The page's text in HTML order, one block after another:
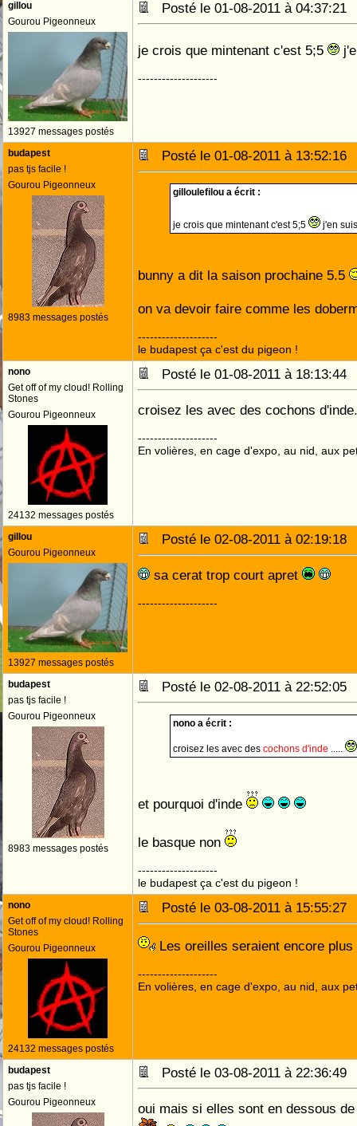
gillou
Gourou Pigeonneux
13927 messages postés
Posté le 01-08-2011 à
je crois que mintenant c'est 5;5
--------------------
budapest
pas tjs facile !
Gourou Pigeonneux
8983 messages postés
Posté le 01-08-2011 à
gilloulefilou a écrit :
je crois que mintenant c'est 5;5 j'en
bunny a dit la saison prochaine 5.5
on va devoir faire comme les
--------------------
le budapest ça c'est du pigeon !
nono
Get off of my cloud! Rolling
Stones
Gourou Pigeonneux
24132 messages postés
Posté le 01-08-2011 à
croisez les avec des cochons
--------------------
En volières, en cage d'expo, au nid, aux
gillou
Gourou Pigeonneux
13927 messages postés
Posté le 02-08-2011 à
sa cerat trop court apret
--------------------
budapest
pas tjs facile !
Gourou Pigeonneux
8983 messages postés
Posté le 02-08-2011 à
nono a écrit :
croisez les avec des cochons d'inde .....
et pourquoi d'inde
le basque non
--------------------
le budapest ça c'est du pigeon !
nono
Get off of my cloud! Rolling
Stones
Gourou Pigeonneux
24132 messages postés
Posté le 03-08-2011 à
Les oreilles seraient encore
--------------------
En volières, en cage d'expo, au nid, aux
budapest
pas tjs facile !
Gourou Pigeonneux
Posté le 03-08-2011 à
oui mais si elles sont en dessous